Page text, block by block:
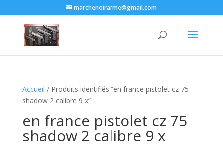
marchenoirarme@gmail.com
Accueil / Produits identifiés “en france pistolet cz 75
shadow 2 calibre 9 x​”
en france pistolet cz 75
shadow 2 calibre 9 x​